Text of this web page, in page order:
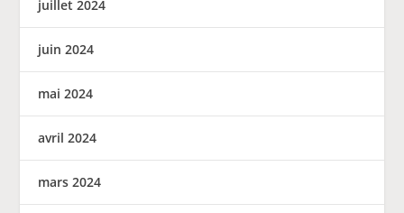
juillet 2024
juin 2024
mai 2024
avril 2024
mars 2024